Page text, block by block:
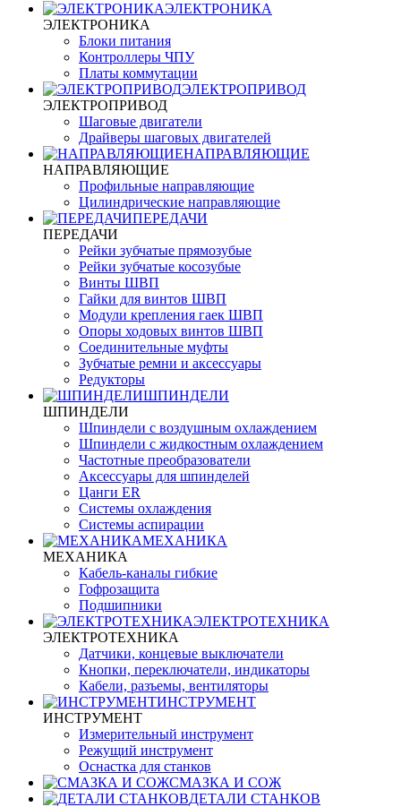
ЭЛЕКТРОНИКА
ЭЛЕКТРОНИКА
Блоки питания
Контроллеры ЧПУ
Платы коммутации
ЭЛЕКТРОПРИВОД
ЭЛЕКТРОПРИВОД
Шаговые двигатели
Драйверы шаговых двигателей
НАПРАВЛЯЮЩИЕ
НАПРАВЛЯЮЩИЕ
Профильные направляющие
Цилиндрические направляющие
ПЕРЕДАЧИ
ПЕРЕДАЧИ
Рейки зубчатые прямозубые
Рейки зубчатые косозубые
Винты ШВП
Гайки для винтов ШВП
Модули крепления гаек ШВП
Опоры ходовых винтов ШВП
Соединительные муфты
Зубчатые ремни и аксессуары
Редукторы
ШПИНДЕЛИ
ШПИНДЕЛИ
Шпиндели с воздушным охлаждением
Шпиндели с жидкостным охлаждением
Частотные преобразователи
Аксессуары для шпинделей
Цанги ER
Системы охлаждения
Системы аспирации
МЕХАНИКА
МЕХАНИКА
Кабель-каналы гибкие
Гофрозащита
Подшипники
ЭЛЕКТРОТЕХНИКА
ЭЛЕКТРОТЕХНИКА
Датчики, концевые выключатели
Кнопки, переключатели, индикаторы
Кабели, разъемы, вентиляторы
ИНСТРУМЕНТ
ИНСТРУМЕНТ
Измерительный инструмент
Режущий инструмент
Оснастка для станков
СМАЗКА И СОЖ
ДЕТАЛИ СТАНКОВ